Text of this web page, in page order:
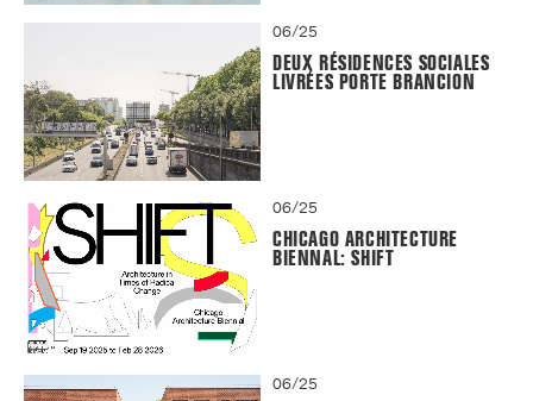
06/25
DEUX RÉSIDENCES SOCIALES
LIVRÉES PORTE BRANCION
06/25
CHICAGO ARCHITECTURE
BIENNAL: SHIFT
06/25